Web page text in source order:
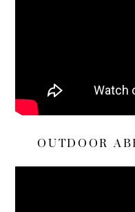
OUTDOOR